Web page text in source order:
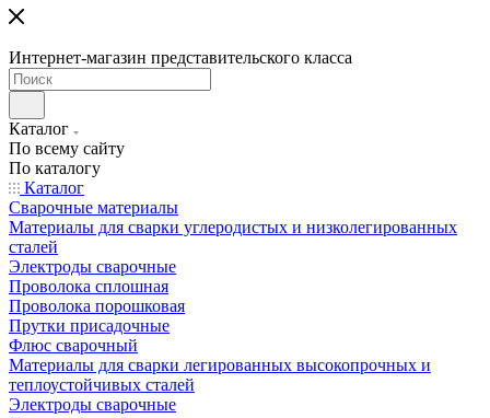
Интернет-магазин представительского класса
Каталог
По всему сайту
По каталогу
Каталог
Сварочные материалы
Материалы для сварки углеродистых и низколегированных
сталей
Электроды сварочные
Проволока сплошная
Проволока порошковая
Прутки присадочные
Флюс сварочный
Материалы для сварки легированных высокопрочных и
теплоустойчивых сталей
Электроды сварочные